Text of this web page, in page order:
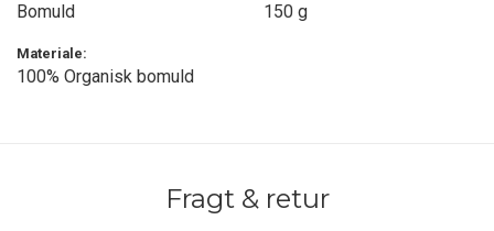
Bomuld 150 g
Materiale:
100% Organisk bomuld
Fragt & retur